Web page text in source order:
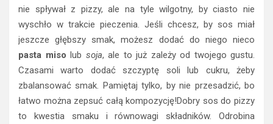
nie spływał z pizzy, ale na tyle wilgotny, by ciasto nie
wyschło w trakcie pieczenia. Jeśli chcesz, by sos miał
jeszcze głębszy smak, możesz dodać do niego nieco
pasta miso lub soja, ale to już zależy od twojego gustu.
Czasami warto dodać szczyptę soli lub cukru, żeby
zbalansować smak. Pamiętaj tylko, by nie przesadzić, bo
łatwo można zepsuć całą kompozycję!Dobry sos do pizzy
to kwestia smaku i równowagi składników. Odrobina